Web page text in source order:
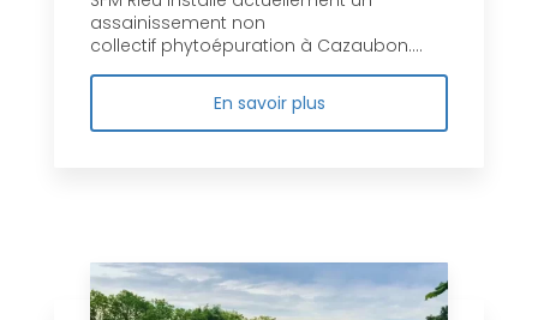
assainissement non
collectif phytoépuration à Cazaubon....
En savoir plus